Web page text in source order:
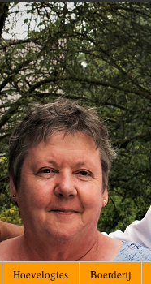
Hoevelogies Boerderij